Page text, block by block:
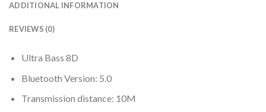
ADDITIONAL INFORMATION
REVIEWS (0)
Ultra Bass 8D
Bluetooth Version: 5.0
Transmission distance: 10M